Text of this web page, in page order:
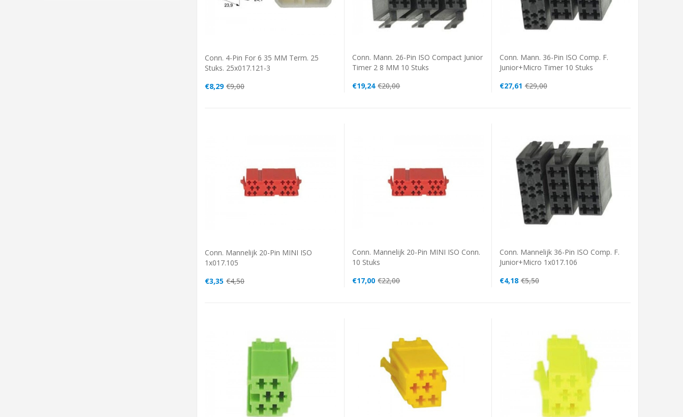
Conn. 4-Pin For 6 35 MM Term. 25
Stuks. 25x017.121-3
€8,29 €9,00
Conn. Mann. 26-Pin ISO Compact Junior
Timer 2 8 MM 10 Stuks
€19,24 €20,00
Conn. Mann. 36-Pin ISO Comp. F.
Junior+Micro Timer 10 Stuks
€27,61 €29,00
Conn. Mannelijk 20-Pin MINI ISO
1x017.105
€3,35 €4,50
Conn. Mannelijk 20-Pin MINI ISO Conn.
10 Stuks
€17,00 €22,00
Conn. Mannelijk 36-Pin ISO Comp. F.
Junior+Micro 1x017.106
€4,18 €5,50